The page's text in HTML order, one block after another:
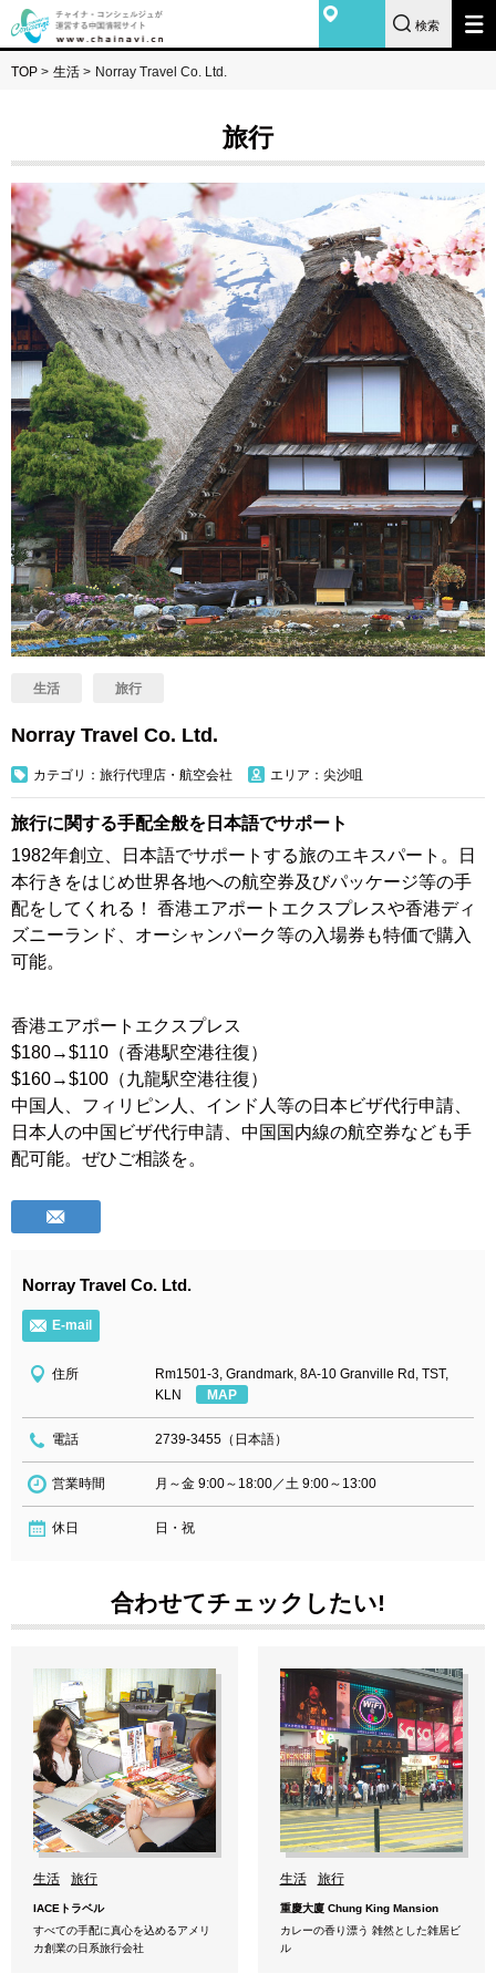
検索
TOP > 生活 > Norray Travel Co. Ltd.
旅行
生活 旅行
Norray Travel Co. Ltd.
カテゴリ：旅行代理店・航空会社 エリア：尖沙咀
旅行に関する手配全般を日本語でサポート
1982年創立、日本語でサポートする旅のエキスパート。日
本行きをはじめ世界各地への航空券及びパッケージ等の手
配をしてくれる！ 香港エアポートエクスプレスや香港ディ
ズニーランド、オーシャンパーク等の入場券も特価で購入
可能。
香港エアポートエクスプレス
$180→$110（香港駅空港往復）
$160→$100（九龍駅空港往復）
中国人、フィリピン人、インド人等の日本ビザ代行申請、
日本人の中国ビザ代行申請、中国国内線の航空券なども手
配可能。ぜひご相談を。
Norray Travel Co. Ltd.
E-mail
住所
Rm1501-3, Grandmark, 8A-10 Granville Rd, TST,
KLN
MAP
電話 2739-3455（日本語）
営業時間 月～金 9:00～18:00／土 9:00～13:00
休日 日・祝
合わせてチェックしたい!
生活 旅行
IACEトラベル
すべての手配に真心を込めるアメリ
カ創業の日系旅行会社
生活 旅行
重慶大廈 Chung King Mansion
カレーの香り漂う 雑然とした雑居ビ
ル